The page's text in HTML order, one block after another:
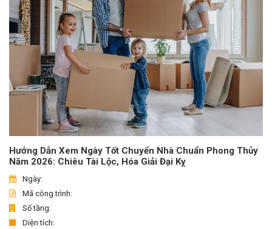
Hướng Dẫn Xem Ngày Tốt Chuyển Nhà Chuẩn Phong Thủy
Năm 2026: Chiêu Tài Lộc, Hóa Giải Đại Kỵ
Ngày:
Mã công trình:
Số tầng:
Diện tích: